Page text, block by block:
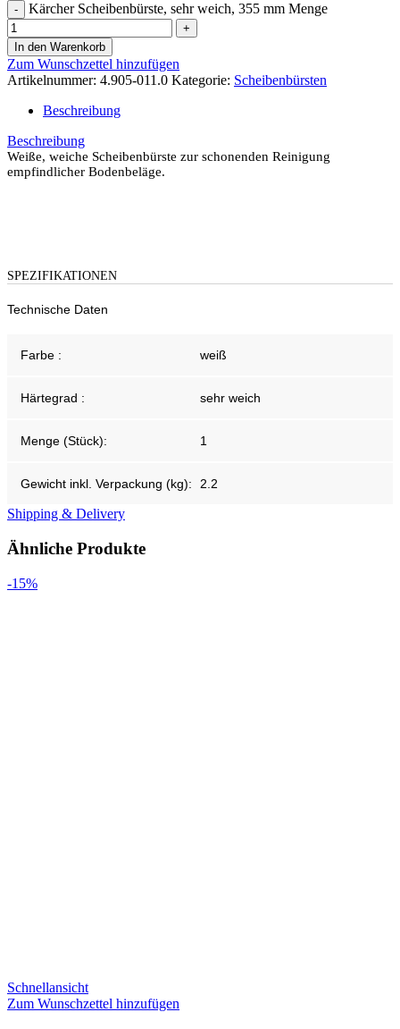
Kärcher Scheibenbürste, sehr weich, 355 mm Menge
In den Warenkorb
Zum Wunschzettel hinzufügen
Artikelnummer: 4.905-011.0 Kategorie: Scheibenbürsten
Beschreibung
Beschreibung
Weiße, weiche Scheibenbürste zur schonenden Reinigung
empfindlicher Bodenbeläge.
SPEZIFIKATIONEN
Technische Daten
Farbe : weiß
Härtegrad : sehr weich
Menge (Stück): 1
Gewicht inkl. Verpackung (kg): 2.2
Shipping & Delivery
Ähnliche Produkte
-15%
Schnellansicht
Zum Wunschzettel hinzufügen